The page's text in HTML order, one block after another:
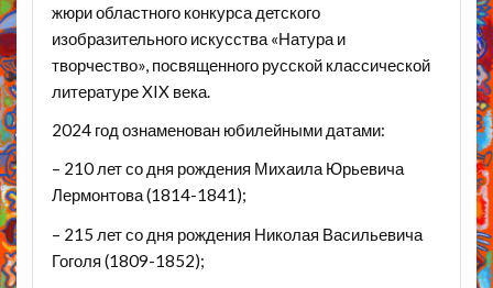
жюри областного конкурса детского
изобразительного искусства «Натура и
творчество», посвященного русской классической
литературе XIX века.
2024 год ознаменован юбилейными датами:
– 210 лет со дня рождения Михаила Юрьевича
Лермонтова (1814-1841);
– 215 лет со дня рождения Николая Васильевича
Гоголя (1809-1852);